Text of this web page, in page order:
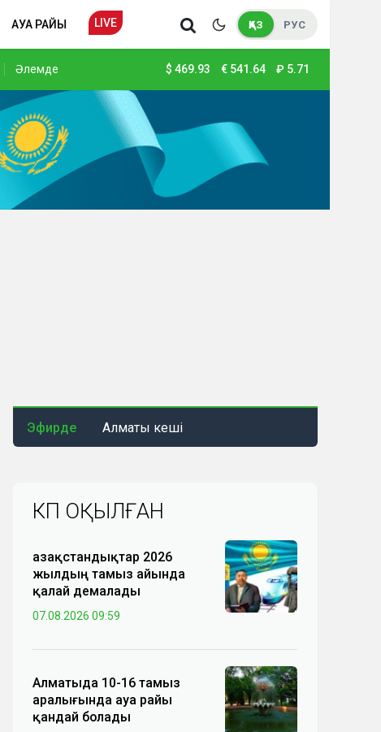
АУА РАЙЫ LIVE ҚАЗ РУС
Әлемде $ 469.93 € 541.64 ₽ 5.71
Эфирде Алматы кеші
КӨП ОҚЫЛҒАН
Қазақстандықтар 2026
жылдың тамыз айында
қалай демалады
07.08.2026 09:59
Алматыда 10-16 тамыз
аралығында ауа райы
қандай болады